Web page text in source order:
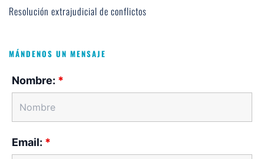
Resolución extrajudicial de conflictos
MÁNDENOS UN MENSAJE
Nombre: *
Email: *